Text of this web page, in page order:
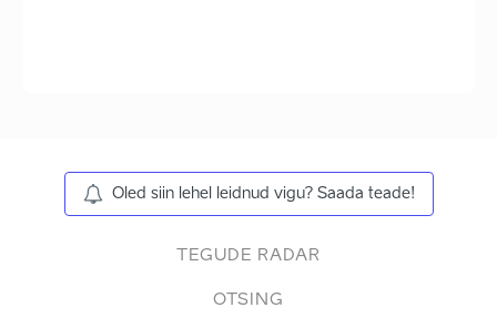
Oled siin lehel leidnud vigu? Saada teade!
TEGUDE RADAR
OTSING